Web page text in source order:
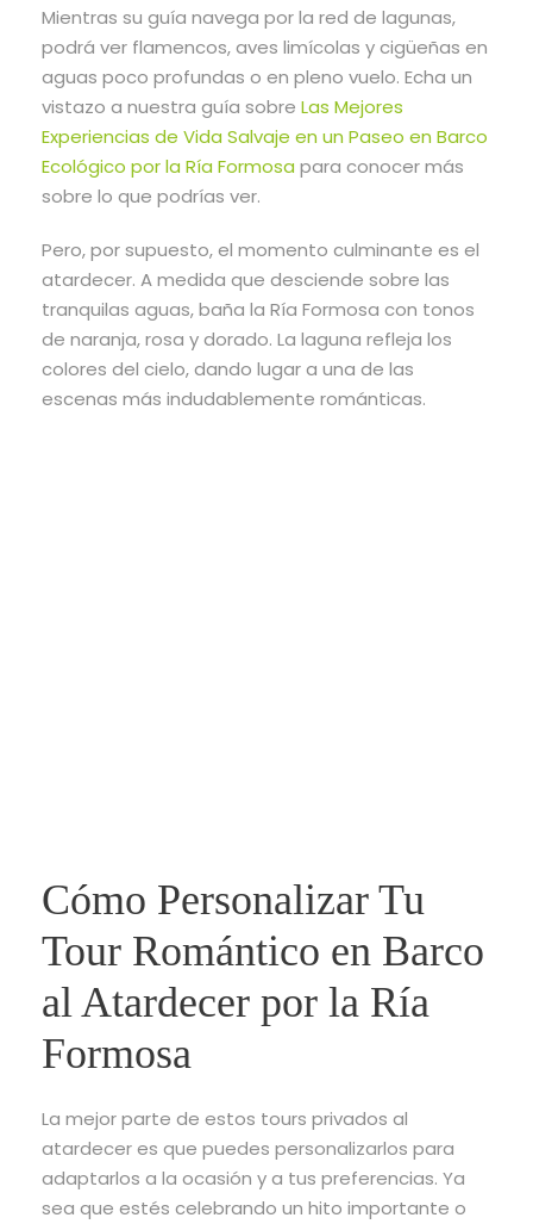
Mientras su guía navega por la red de lagunas,
podrá ver flamencos, aves limícolas y cigüeñas en
aguas poco profundas o en pleno vuelo. Echa un
vistazo a nuestra guía sobre Las Mejores
Experiencias de Vida Salvaje en un Paseo en Barco
Ecológico por la Ría Formosa para conocer más
sobre lo que podrías ver.
Pero, por supuesto, el momento culminante es el
atardecer. A medida que desciende sobre las
tranquilas aguas, baña la Ría Formosa con tonos
de naranja, rosa y dorado. La laguna refleja los
colores del cielo, dando lugar a una de las
escenas más indudablemente románticas.
Cómo Personalizar Tu
Tour Romántico en Barco
al Atardecer por la Ría
Formosa
La mejor parte de estos tours privados al
atardecer es que puedes personalizarlos para
adaptarlos a la ocasión y a tus preferencias. Ya
sea que estés celebrando un hito importante o